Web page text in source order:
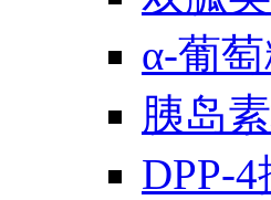
α-葡
胰岛
DPP-